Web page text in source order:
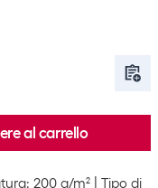
al carrello
200 g/m²
Tipo di